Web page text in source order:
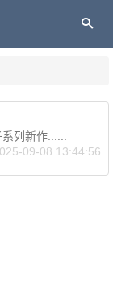
列新作......
09-08 13:44:56